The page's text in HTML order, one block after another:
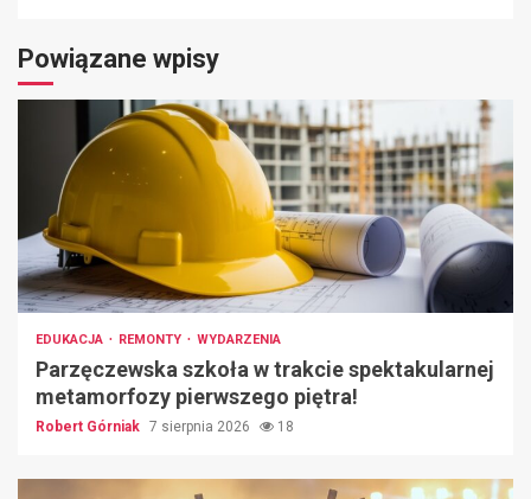
Powiązane wpisy
EDUKACJA REMONTY WYDARZENIA
Parzęczewska szkoła w trakcie spektakularnej
metamorfozy pierwszego piętra!
Robert Górniak 7 sierpnia 2026 18